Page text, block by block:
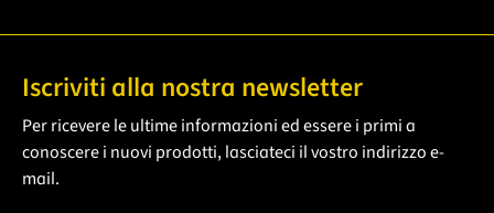
Iscriviti alla nostra newsletter
Per ricevere le ultime informazioni ed essere i primi a
conoscere i nuovi prodotti, lasciateci il vostro indirizzo e-
mail.